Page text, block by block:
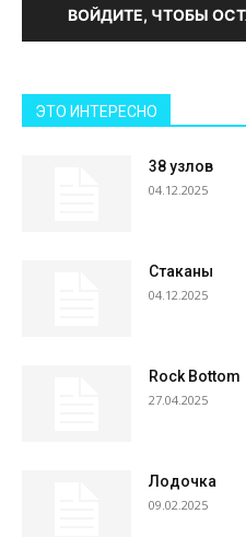
ВОЙДИТЕ, ЧТОБЫ
ЭТО ИНТЕРЕСНО
38 узлов
04.12.2025
Стаканы
04.12.2025
Rock Bottom
27.04.2025
Лодочка
09.02.2025